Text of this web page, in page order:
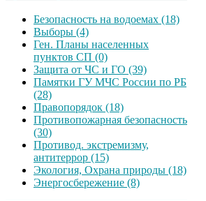
Безопасность на водоемах (18)
Выборы (4)
Ген. Планы населенных
пунктов СП (0)
Защита от ЧС и ГО (39)
Памятки ГУ МЧС России по РБ
(28)
Правопорядок (18)
Противопожарная безопасность
(30)
Противод. экстремизму,
антитеррор (15)
Экология, Охрана природы (18)
Энергосбережение (8)